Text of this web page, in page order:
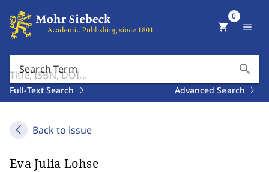
Search Term search
Full-Text Search Advanced Search
shopping_cart
0
menu
Back to issue
Eva Julia Lohse